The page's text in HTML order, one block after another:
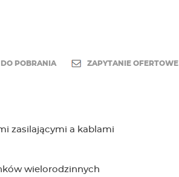
DO POBRANIA ZAPYTANIE OFERTOWE
zasilającymi a kablami
wielorodzinnych